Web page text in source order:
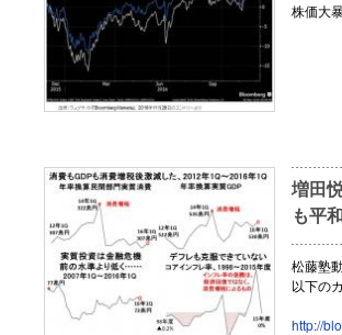
株価大
増田
も平
松藤塾
以下の
http://